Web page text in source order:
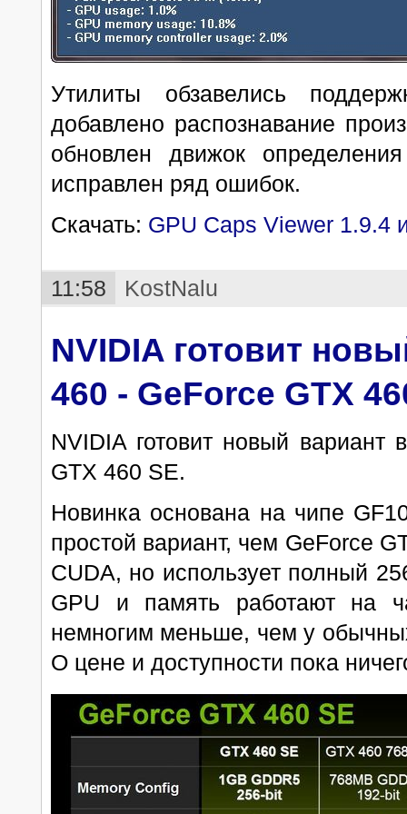
Утилиты обзавелись
добавлено распознавание
обновлен движок
исправлен ряд ошибок.
Скачать: GPU Caps Viewer 1.9.4
11:58 KostNalu
NVIDIA готовит
460 - GeForce GTX
NVIDIA готовит новый
GTX 460 SE.
Новинка основана на чипе
простой вариант, чем GeForce
CUDA, но использует полный
GPU и память работают на
немногим меньше, чем у
О цене и доступности пока